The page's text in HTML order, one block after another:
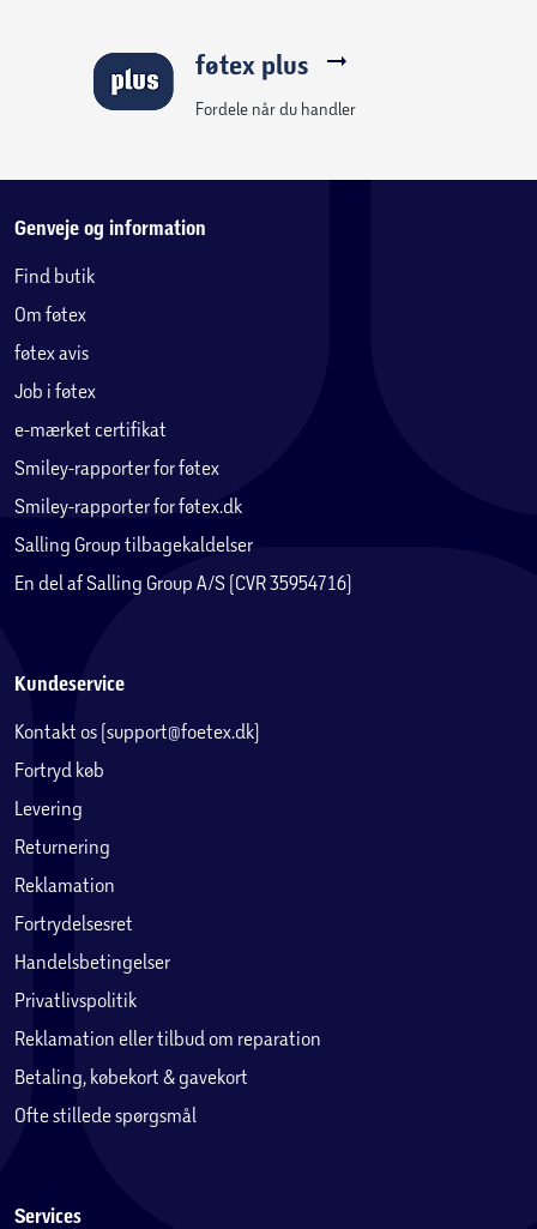
føtex plus
Fordele når du handler
Genveje og information
Find butik
Om føtex
føtex avis
Job i føtex
e-mærket certifikat
Smiley-rapporter for føtex
Smiley-rapporter for føtex.dk
Salling Group tilbagekaldelser
En del af Salling Group A/S (CVR 35954716)
Kundeservice
Kontakt os (support@foetex.dk)
Fortryd køb
Levering
Returnering
Reklamation
Fortrydelsesret
Handelsbetingelser
Privatlivspolitik
Reklamation eller tilbud om reparation
Betaling, købekort & gavekort
Ofte stillede spørgsmål
Services